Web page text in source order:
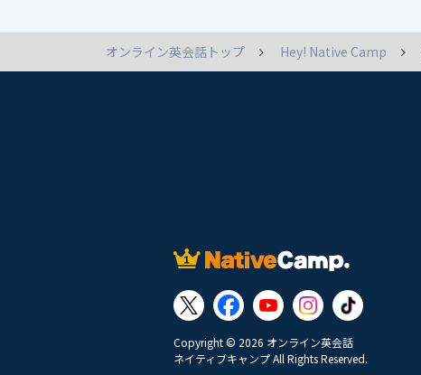
オンライン英会話トップ Hey! Native Camp
Copyright © 2026 オンライン英会話
ネイティブキャンプ All Rights Reserved.